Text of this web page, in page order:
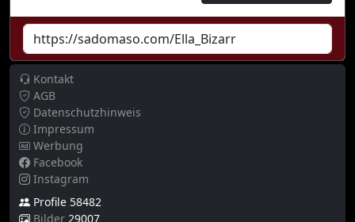
Kontakt
AGB
Datenschutzhinweis
Impressum
Werbung
Facebook
Instagram
Profile 58482
Bilder 29007